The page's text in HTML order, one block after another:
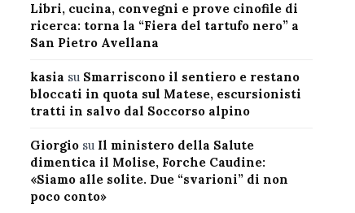
Libri, cucina, convegni e prove cinofile di
ricerca: torna la “Fiera del tartufo nero” a
San Pietro Avellana
kasia su Smarriscono il sentiero e restano
bloccati in quota sul Matese, escursionisti
tratti in salvo dal Soccorso alpino
Giorgiosu Il ministero della Salute
dimentica il Molise, Forche Caudine:
«Siamo alle solite. Due “svarioni” di non
poco conto»